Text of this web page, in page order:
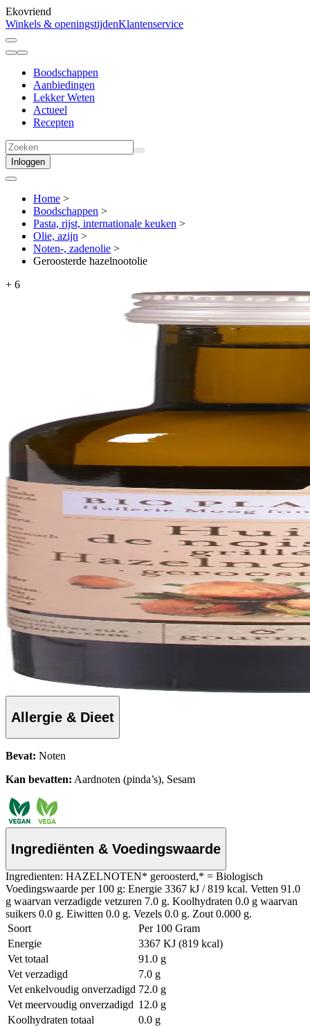
Ekovriend
Winkels & openingstijdenKlantenservice
Boodschappen
Aanbiedingen
Lekker Weten
Actueel
Recepten
Inloggen
Home >
Boodschappen >
Pasta, rijst, internationale keuken >
Olie, azijn >
Noten-, zadenolie >
Geroosterde hazelnootolie
+ 6
Allergie & Dieet
Bevat: Noten
Kan bevatten: Aardnoten (pinda’s), Sesam
Ingrediënten & Voedingswaarde
Ingredienten: HAZELNOTEN* geroosterd,* = Biologisch
Voedingswaarde per 100 g: Energie 3367 kJ / 819 kcal. Vetten 91.0
g waarvan verzadigde vetzuren 7.0 g. Koolhydraten 0.0 g waarvan
suikers 0.0 g. Eiwitten 0.0 g. Vezels 0.0 g. Zout 0.000 g.
Soort
Per 100 Gram
Energie
3367 KJ (819 kcal)
Vet totaal
91.0 g
Vet verzadigd
7.0 g
Vet enkelvoudig onverzadigd 72.0 g
Vet meervoudig onverzadigd 12.0 g
Koolhydraten totaal
0.0 g